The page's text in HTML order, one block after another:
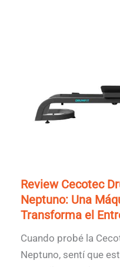
Review Cecotec
Neptuno: Una
Transforma el
Cuando probé la
Neptuno, sentí que